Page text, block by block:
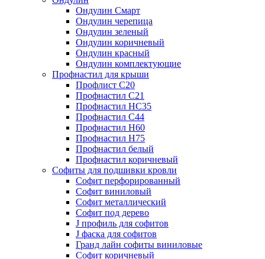
Ондулин Смарт
Ондулин черепица
Ондулин зеленый
Ондулин коричневый
Ондулин красный
Ондулин комплектующие
Профнастил для крыши
Профлист С20
Профнастил С21
Профнастил НС35
Профнастил С44
Профнастил Н60
Профнастил Н75
Профнастил белый
Профнастил коричневый
Софиты для подшивки кровли
Cофит перфорированный
Софит виниловый
Софит металлический
Софит под дерево
J профиль для софитов
J фаска для софитов
Гранд лайн софиты виниловые
Софит коричневый